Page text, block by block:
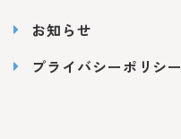
お知らせ
プライバシーポリシー